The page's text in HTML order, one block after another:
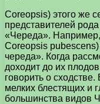
Coreopsis) этого же
представителей
«Череда». Например,
Coreopsis
череда». Когда
доходит до их
говорить о
мелких блестящих и
большинства видов